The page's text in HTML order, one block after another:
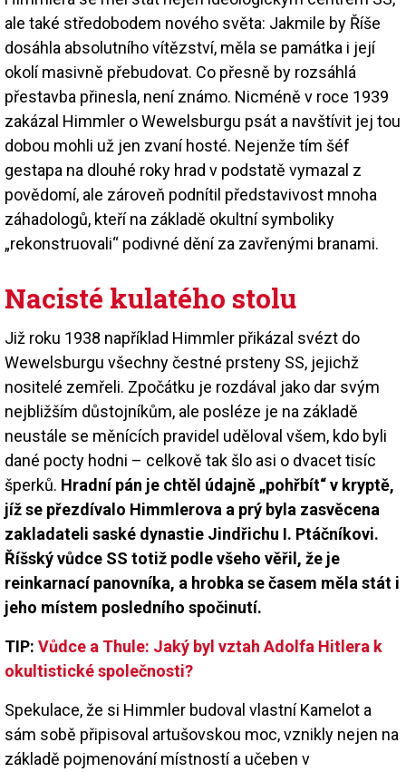
ale také středobodem nového světa: Jakmile by Říše
dosáhla absolutního vítězství, měla se památka i její
okolí masivně přebudovat. Co přesně by rozsáhlá
přestavba přinesla, není známo. Nicméně v roce 1939
zakázal Himmler o Wewelsburgu psát a navštívit jej tou
dobou mohli už jen zvaní hosté. Nejenže tím šéf
gestapa na dlouhé roky hrad v podstatě vymazal z
povědomí, ale zároveň podnítil představivost mnoha
záhadologů, kteří na základě okultní symboliky
„rekonstruovali“ podivné dění za zavřenými branami.
Nacisté kulatého stolu
Již roku 1938 například Himmler přikázal svézt do
Wewelsburgu všechny čestné prsteny SS, jejichž
nositelé zemřeli. Zpočátku je rozdával jako dar svým
nejbližším důstojníkům, ale posléze je na základě
neustále se měnících pravidel uděloval všem, kdo byli
dané pocty hodni – celkově tak šlo asi o dvacet tisíc
šperků. Hradní pán je chtěl údajně „pohřbít“ v kryptě,
jíž se přezdívalo Himmlerova a prý byla zasvěcena
zakladateli saské dynastie Jindřichu I. Ptáčníkovi.
Říšský vůdce SS totiž podle všeho věřil, že je
reinkarnací panovníka, a hrobka se časem měla stát i
jeho místem posledního spočinutí.
TIP: Vůdce a Thule: Jaký byl vztah Adolfa Hitlera k
okultistické společnosti?
Spekulace, že si Himmler budoval vlastní Kamelot a
sám sobě připisoval artušovskou moc, vznikly nejen na
základě pojmenování místností a učeben v